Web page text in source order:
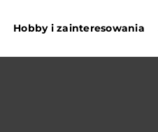
Hobby i zainteresowania